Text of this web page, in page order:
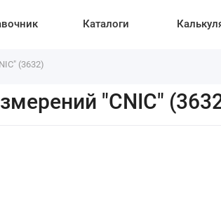
Каталоги
(3632)
"CNIC"